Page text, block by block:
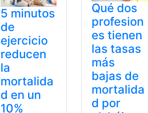
5 minutos
de
ejercicio
reducen
la
mortalida
d en un
10%
Qué dos
profesion
es tienen
las tasas
más
bajas de
mortalida
d por